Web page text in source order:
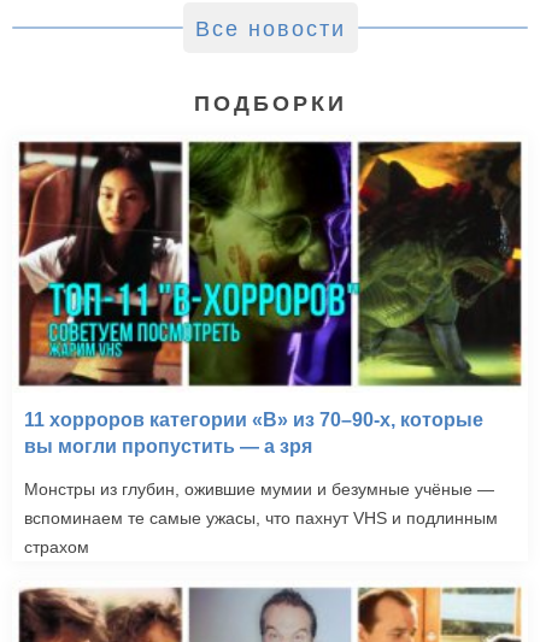
Все новости
ПОДБОРКИ
11 хорроров категории «B» из 70–90-х, которые
вы могли пропустить — а зря
Монстры из глубин, ожившие мумии и безумные учёные —
вспоминаем те самые ужасы, что пахнут VHS и подлинным
страхом